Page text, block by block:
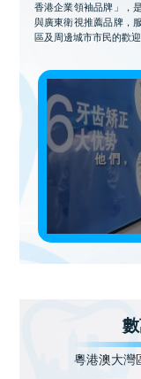
香港企業領袖品牌」，
與廣東衛視推薦品牌，
區及周邊城市市民的歡迎
粵港澳大灣